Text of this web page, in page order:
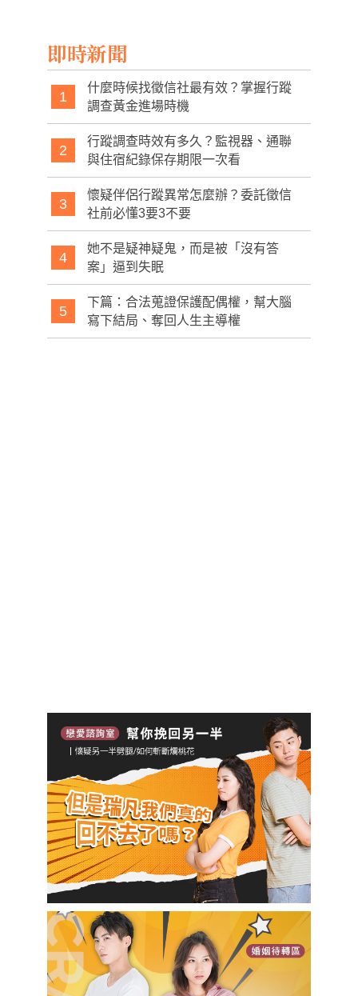
即時新聞
1
什麼時候找徵信社最有效？掌握行蹤
調查黃金進場時機
2
行蹤調查時效有多久？監視器、通聯
與住宿紀錄保存期限一次看
3
懷疑伴侶行蹤異常怎麼辦？委託徵信
社前必懂3要3不要
4
她不是疑神疑鬼，而是被「沒有答
案」逼到失眠
5
下篇：合法蒐證保護配偶權，幫大腦
寫下結局、奪回人生主導權